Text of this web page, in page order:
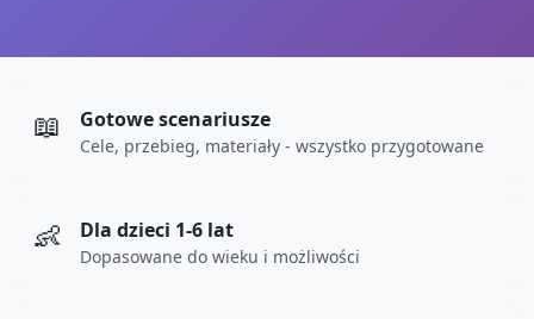
📖 Gotowe scenariusze
Cele, przebieg, materiały - wszystko przygotowane
👶 Dla dzieci 1-6 lat
Dopasowane do wieku i możliwości